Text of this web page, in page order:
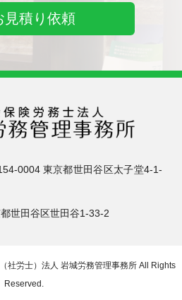
見積り依頼
0004 東京都世田谷区太子堂4-1-
世田谷区世田谷1-33-2
社労士）法人 岩城労務管理事務所 All Rights
Reserved.